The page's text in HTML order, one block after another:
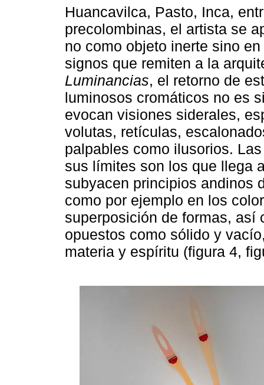
Huancavilca, Pasto, Inca,
precolombinas, el artista se
no como objeto inerte sino
signos que remiten a la
Luminancias, el retorno de
luminosos cromáticos no es
evocan visiones siderales,
volutas, retículas,
palpables como ilusorios.
sus límites son los que llega
subyacen principios andinos
como por ejemplo en los
superposición de formas, así
opuestos como sólido y
materia y espíritu (figura 4,